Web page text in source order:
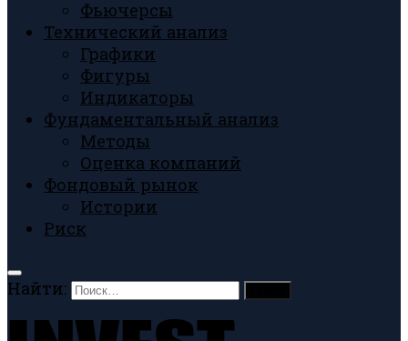
Фьючерсы
Технический анализ
Графики
Фигуры
Индикаторы
Фундаментальный анализ
Методы
Оценка компаний
Фондовый рынок
Истории
Риск
Найти: